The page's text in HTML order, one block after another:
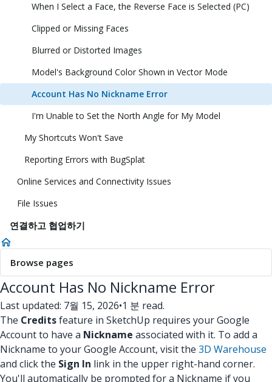
When I Select a Face, the Reverse Face is Selected (PC)
Clipped or Missing Faces
Blurred or Distorted Images
Model's Background Color Shown in Vector Mode
Account Has No Nickname Error
I'm Unable to Set the North Angle for My Model
My Shortcuts Won't Save
Reporting Errors with BugSplat
Online Services and Connectivity Issues
File Issues
연결하고 협업하기
Browse pages
Account Has No Nickname Error
Last updated: 7월 15, 2026•1 분 read.
The Creditsfeature in SketchUp requires your Google
Account to have a Nickname associated with it. To add a
Nickname to your Google Account, visit the 3D Warehouse
and click the Sign In link in the upper right-hand corner.
You'll automatically be prompted for a Nickname if you